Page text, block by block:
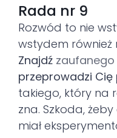
Rada nr 9
Rozwód to nie
wstydem również
Znajdź
przeprowadzi Cię
takiego, który na
zna. Szkoda,
miał